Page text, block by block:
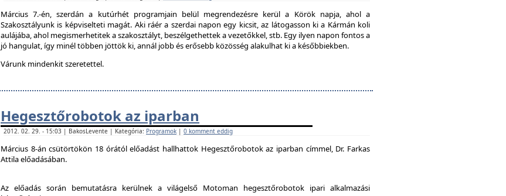
Március 7.-én, szerdán a kutúrhét programjain belül megrendezésre kerül a Körök napja, ahol a
Szakosztályunk is képviselteti magát. Aki ráér a szerdai napon egy kicsit, az látogasson ki a Kármán koli
aulájába, ahol megismerhetitek a szakosztályt, beszélgethettek a vezetőkkel, stb. Egy ilyen napon fontos a
jó hangulat, így minél többen jöttök ki, annál jobb és erősebb közösség alakulhat ki a későbbiekben.
Várunk mindenkit szeretettel.
Hegesztőrobotok az iparban
2012. 02. 29. - 15:03 | BakosLevente | Kategória: Programok | 0 komment eddig
Március 8-án csütörtökön 18 órától előadást hallhattok Hegesztőrobotok az iparban címmel, Dr. Farkas
Attila előadásában.
Az előadás során bemutatásra kerülnek a világelső Motoman hegesztőrobotok ipari alkalmazási